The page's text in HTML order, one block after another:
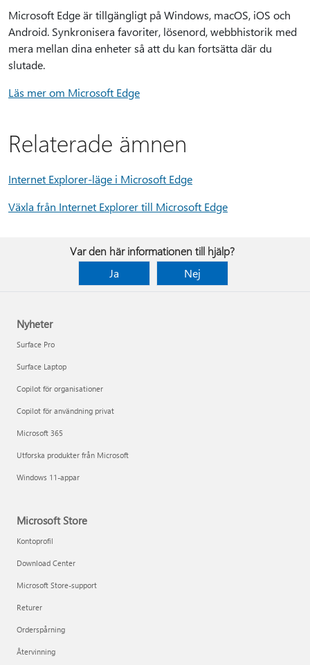
Microsoft Edge är tillgängligt på Windows, macOS, iOS och
Android. Synkronisera favoriter, lösenord, webbhistorik med
mera mellan dina enheter så att du kan fortsätta där du
slutade.
Läs mer om Microsoft Edge
Relaterade ämnen
Internet Explorer-läge i Microsoft Edge
Växla från Internet Explorer till Microsoft Edge
Var den här informationen till hjälp?
Ja
Nej
Nyheter
Surface Pro
Surface Laptop
Copilot för organisationer
Copilot för användning privat
Microsoft 365
Utforska produkter från Microsoft
Windows 11-appar
Microsoft Store
Kontoprofil
Download Center
Microsoft Store-support
Returer
Orderspårning
Återvinning